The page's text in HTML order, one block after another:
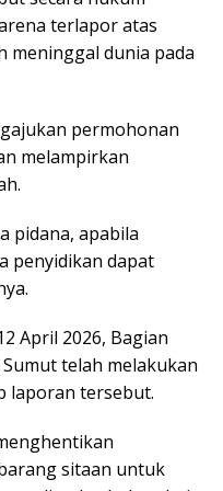
terlapor atas
meninggal dunia pada
permohonan
melampirkan
pidana, apabila
penyidikan dapat
April 2026, Bagian
telah melakukan
laporan tersebut.
sitaan untuk